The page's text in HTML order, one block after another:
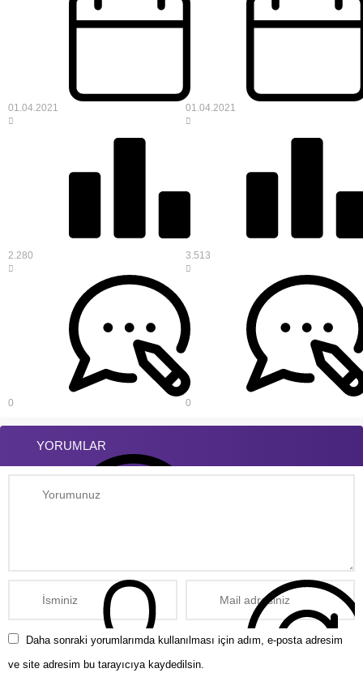
01.04.2021
2.280
0
01.04.2021
3.513
0
YORUMLAR
Daha sonraki yorumlarımda kullanılması için adım, e-posta adresim
ve site adresim bu tarayıcıya kaydedilsin.